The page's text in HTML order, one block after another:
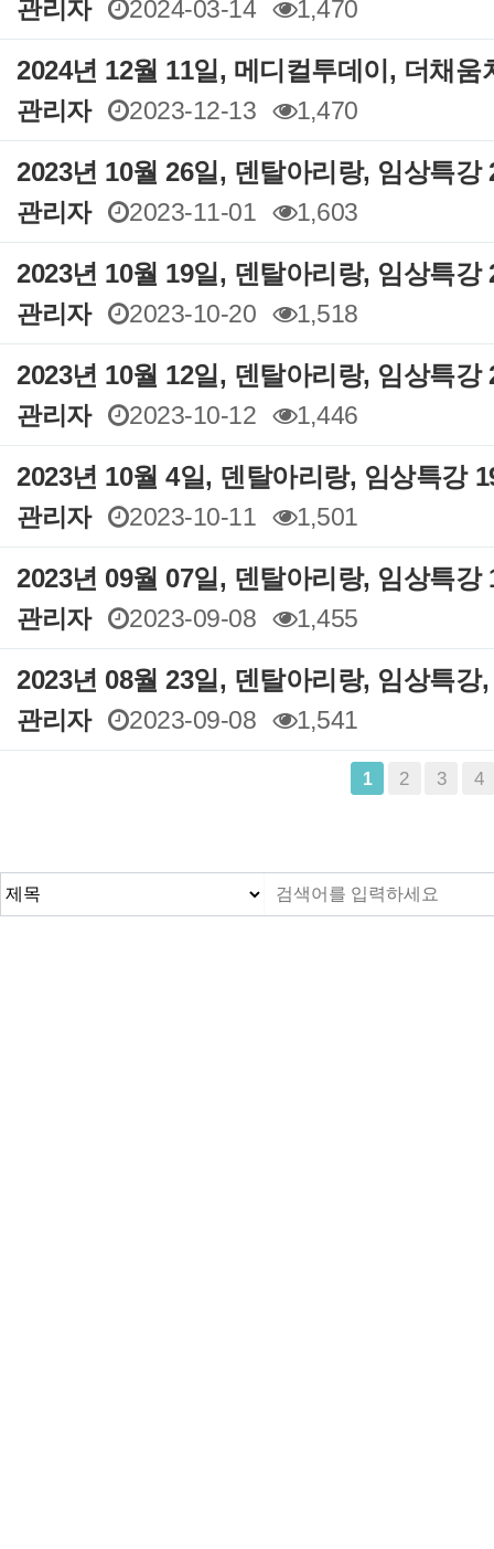
관리자 2024-03-14 1,470
2024년 12월 11일, 메디컬투데이, 더채
관리자
2023-12-13 1,470
2023년 10월 26일, 덴탈아리랑, 임상특
관리자
2023-11-01 1,603
2023년 10월 19일, 덴탈아리랑, 임상특
관리자
2023-10-20 1,518
2023년 10월 12일, 덴탈아리랑, 임상특
관리자
2023-10-12 1,446
2023년 10월 4일, 덴탈아리랑, 임상특강
관리자
2023-10-11 1,501
2023년 09월 07일, 덴탈아리랑, 임상특
관리자
2023-09-08 1,455
2023년 08월 23일, 덴탈아리랑, 임상특
관리자
2023-09-08 1,541
1 2 3 4